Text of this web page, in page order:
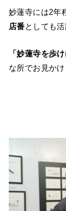
妙蓮寺には2年
店番としても活
「妙蓮寺を歩
な所でお見かけ